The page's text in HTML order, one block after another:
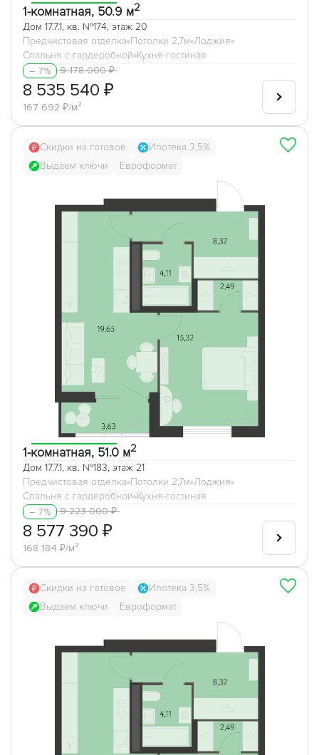
1-комнатная, 50.9 м2
Дом 17.7.1, кв. №174, этаж 20
Предчистовая отделка Потолки 2,7м Лоджия
Спальня с гардеробной Кухня-гостиная
– 7%
9 178 000 ₽
8 535 540 ₽
167 692 ₽/м²
Скидки на готовое
Ипотека 3,5%
Выдаем ключи
Евроформат
1-комнатная, 51.0 м2
Дом 17.7.1, кв. №183, этаж 21
Предчистовая отделка Потолки 2,7м Лоджия
Спальня с гардеробной Кухня-гостиная
– 7%
9 223 000 ₽
8 577 390 ₽
168 184 ₽/м²
Скидки на готовое
Ипотека 3,5%
Выдаем ключи
Евроформат